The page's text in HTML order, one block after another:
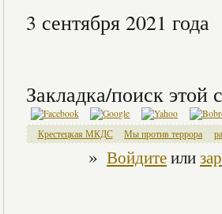
3 сентября 2021 года
Закладка/поиск этой
Крестецкая МКДС Мы против террора
» Войдитеили